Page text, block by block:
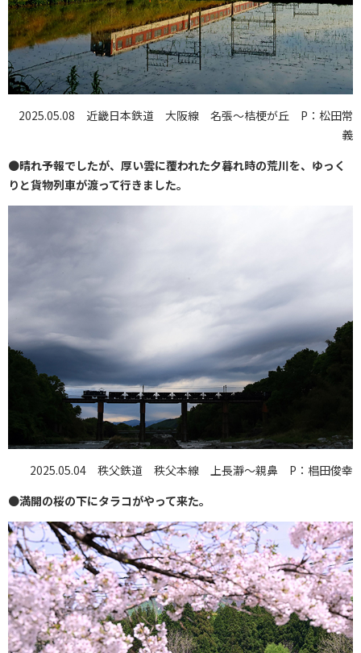
2025.05.08 近畿日本鉄道 大阪線 名張〜桔梗が丘 P：松田常
義
●晴れ予報でしたが、厚い雲に覆われた夕暮れ時の荒川を、ゆっく
りと貨物列車が渡って行きました。
2025.05.04 秩父鉄道 秩父本線 上長瀞〜親鼻 P：椙田俊幸
●満開の桜の下にタラコがやって来た。